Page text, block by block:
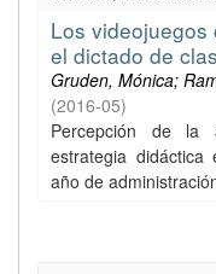
Los
el dictado de
Gruden, Mónica;
(2016-05)
Percepción de la
estrategia
año de